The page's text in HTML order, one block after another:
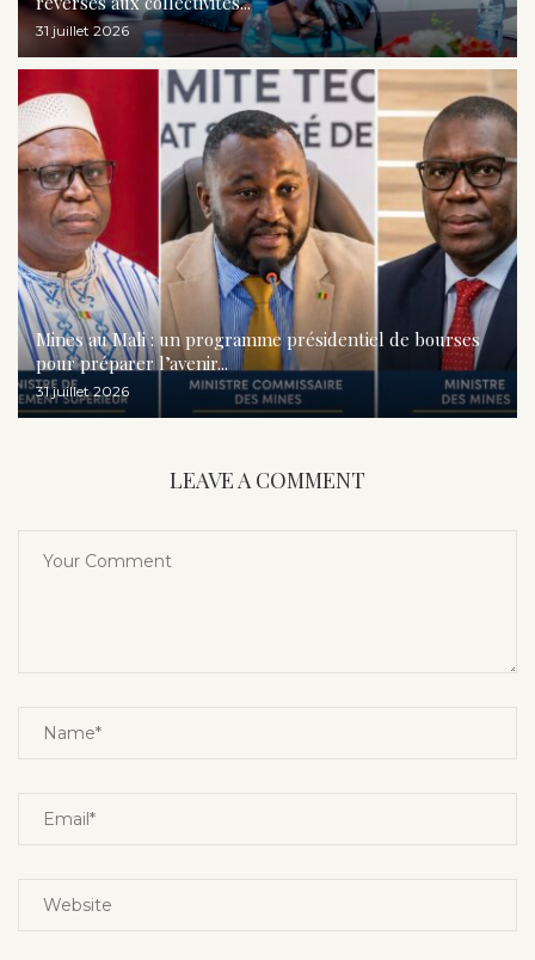
31 juillet 2026
Mines au Mali : un programme présidentiel de bourses
pour préparer l’avenir...
31 juillet 2026
LEAVE A COMMENT